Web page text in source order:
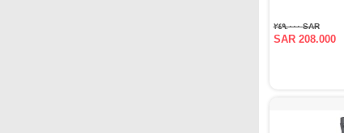
SAR ٢٤٩.٠٠٠
SAR 208.000